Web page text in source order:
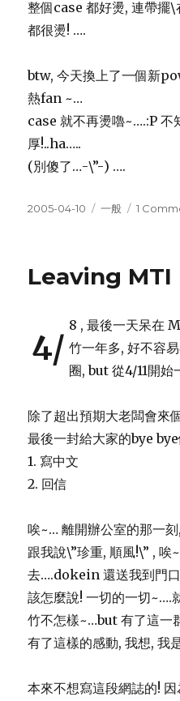
整個case 都好燙, 連帶
都很燙! ….
btw, 今天換上了一個新
熱fan ~…
case 就不再燙嚕~….:P 不
厚!..ha…..
(別傻了…-\”-) ….
Posted
2005-04-10 Categories
一般 1
Leaving MTI
4/
8 , 最後一天呆在
竹一年多, 好不容
圈, but 從4/11開始
除了超出預期大老闆會來
最後一封給大家的bye
1. 寫中文
2. 回信
唉~… 離開辦公室的那一
跟我說\”珍重, 順風!\” , 唉
去….dokein 還送我到門
該怎麼說! 一切的一切~….
竹不怎樣~…but 有了這一
有了這樣的感動, 我想, 我
本來不想寫這段網誌的!